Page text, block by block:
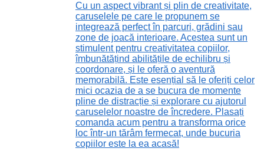
Cu un aspect vibrant și plin de creativitate,
caruselele pe care le propunem se
integrează perfect în parcuri, grădini sau
zone de joacă interioare. Acestea sunt un
stimulent pentru creativitatea copiilor,
îmbunătățind abilitățile de echilibru și
coordonare, și le oferă o aventură
memorabilă. Este esențial să le oferiți celor
mici ocazia de a se bucura de momente
pline de distracție și explorare cu ajutorul
caruselelor noastre de încredere. Plasați
comanda acum pentru a transforma orice
loc într-un tărâm fermecat, unde bucuria
copiilor este la ea acasă!